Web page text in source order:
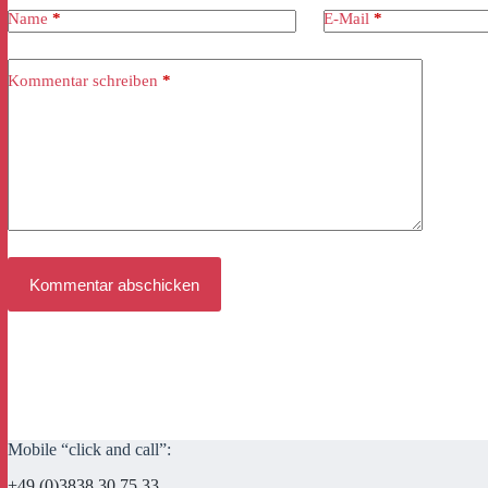
Name * E-Mail *
Kommentar schreiben *
Kommentar abschicken
Mobile “click and call”: